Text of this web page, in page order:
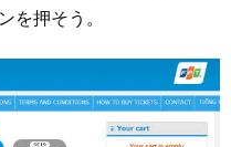
を押そう。